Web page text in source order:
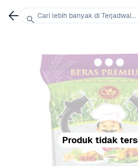
Produk tidak
Cari lebih banyak di Terjadwal...